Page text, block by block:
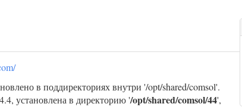
в поддиректориях внутри '/opt/shared/comsol'.
установлена в директорию '/opt/shared/comsol/44',